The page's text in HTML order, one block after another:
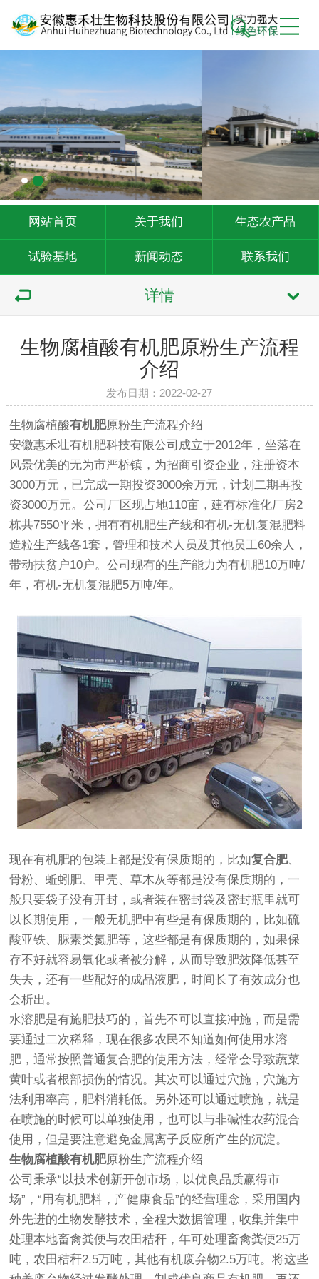
网站首页 关于我们 生态农产品
试验基地 新闻动态 联系我们
详情
生物腐植酸有机肥原粉生产流程
介绍
发布日期：2022-02-27
生物腐植酸有机肥原粉生产流程介绍
安徽惠禾壮有机肥科技有限公司成立于2012年，坐落在
风景优美的无为市严桥镇，为招商引资企业，注册资本
3000万元，已完成一期投资3000余万元，计划二期再投
资3000万元。公司厂区现占地110亩，建有标准化厂房2
栋共7550平米，拥有有机肥生产线和有机-无机复混肥料
造粒生产线各1套，管理和技术人员及其他员工60余人，
带动扶贫户10户。公司现有的生产能力为有机肥10万吨/
年，有机-无机复混肥5万吨/年。
现在有机肥的包装上都是没有保质期的，比如复合肥、
骨粉、蚯蚓肥、甲壳、草木灰等都是没有保质期的，一
般只要袋子没有开封，或者装在密封袋及密封瓶里就可
以长期使用，一般无机肥中有些是有保质期的，比如硫
酸亚铁、脲素类氮肥等，这些都是有保质期的，如果保
存不好就容易氧化或者被分解，从而导致肥效降低甚至
失去，还有一些配好的成品液肥，时间长了有效成分也
会析出。
水溶肥是有施肥技巧的，首先不可以直接冲施，而是需
要通过二次稀释，现在很多农民不知道如何使用水溶
肥，通常按照普通复合肥的使用方法，经常会导致蔬菜
黄叶或者根部损伤的情况。其次可以通过穴施，穴施方
法利用率高，肥料消耗低。另外还可以通过喷施，就是
在喷施的时候可以单独使用，也可以与非碱性农药混合
使用，但是要注意避免金属离子反应所产生的沉淀。
生物腐植酸有机肥原粉生产流程介绍
公司秉承“以技术创新开创市场，以优良品质赢得市
场”，“用有机肥料，产健康食品”的经营理念，采用国内
外先进的生物发酵技术，全程大数据管理，收集并集中
处理本地畜禽粪便与农田秸秆，年可处理畜禽粪便25万
吨，农田秸秆2.5万吨，其他有机废弃物2.5万吨。将这些